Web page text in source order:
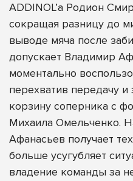
ADDINOL’а Родион
сокращая разницу до
выводе мяча после
допускает Владимир
моментально
перехватив передачу
корзину соперника с
Михаила Омельченко.
Афанасьев получает
больше усугубляет
владение команды за